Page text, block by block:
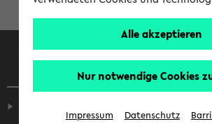
Alle akzeptieren
Nur notwendige Cookies
Impressum Datenschutz